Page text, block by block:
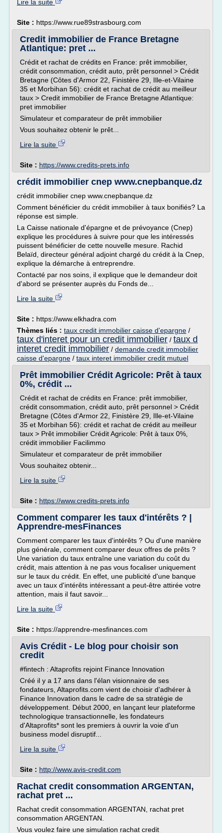
Lire la suite
Site : https://www.rue89strasbourg.com
Credit immobilier de France Bretagne
Atlantique: pret ...
Crédit et rachat de crédits en France: prêt immobilier,
crédit consommation, crédit auto, prêt personnel > Crédit
Bretagne (Côtes d'Armor 22, Finistère 29, Ille-et-Vilaine
35 et Morbihan 56): crédit et rachat de crédit au meilleur
taux > Credit immobilier de France Bretagne Atlantique:
pret immobilier
Simulateur et comparateur de prêt immobilier
Vous souhaitez obtenir le prêt...
Lire la suite
Site : https://www.credits-prets.info
crédit immobilier cnep www.cnepbanque.dz
crédit immobilier cnep www.cnepbanque.dz
Comment bénéficier du crédit immobilier à taux bonifiés? La
réponse est simple.
La Caisse nationale d'épargne et de prévoyance (Cnep)
explique les procédures à suivre pour que les intéressés
puissent bénéficier de cette nouvelle mesure. Rachid
Belaïd, directeur général adjoint chargé du crédit à la Cnep,
explique la démarche à entreprendre.
Contacté par nos soins, il explique que le demandeur doit
d'abord se présenter auprès du Fonds de...
Lire la suite
Site : https://www.elkhadra.com
Thèmes liés : taux credit immobilier caisse d'epargne /
taux d'interet pour un credit immobilier / taux d
interet credit immobilier / demande credit immobilier
caisse d'epargne / taux interet immobilier credit mutuel
Prêt immobilier Crédit Agricole: Prêt à taux
0%, crédit ...
Crédit et rachat de crédits en France: prêt immobilier,
crédit consommation, crédit auto, prêt personnel > Crédit
Bretagne (Côtes d'Armor 22, Finistère 29, Ille-et-Vilaine
35 et Morbihan 56): crédit et rachat de crédit au meilleur
taux > Prêt immobilier Crédit Agricole: Prêt à taux 0%,
crédit immobilier Facilimmo
Simulateur et comparateur de prêt immobilier
Vous souhaitez obtenir...
Lire la suite
Site : https://www.credits-prets.info
Comment comparer les taux d'intérêts ? |
Apprendre-mesFinances
Comment comparer les taux d'intérêts ? Ou d'une manière
plus générale, comment comparer deux offres de prêts ?
Une variation du taux entraîne une variation du coût du
crédit, mais attention à ne pas vous focaliser uniquement
sur le taux du crédit. En effet, une publicité d'une banque
avec un taux d'intérêts intéressant a peut-être attirée votre
attention, mais il faut savoir...
Lire la suite
Site : https://apprendre-mesfinances.com
Avis Crédit - Le blog pour choisir son
credit
#fintech : Altaprofits rejoint Finance Innovation
Créé il y a 17 ans dans l'élan visionnaire de ses
fondateurs, Altaprofits.com vient de choisir d'adhérer à
Finance Innovation dans le cadre de sa stratégie de
développement. Début 2000, en lançant leur plateforme
technologique transactionnelle, les fondateurs
d'Altaprofits* sont les premiers à ouvrir la voie d'un
business model disruptif...
Lire la suite
Site : http://www.avis-credit.com
Rachat credit consommation ARGENTAN,
rachat pret ...
Rachat credit consommation ARGENTAN, rachat pret
consommation ARGENTAN.
Vous voulez faire une simulation rachat credit